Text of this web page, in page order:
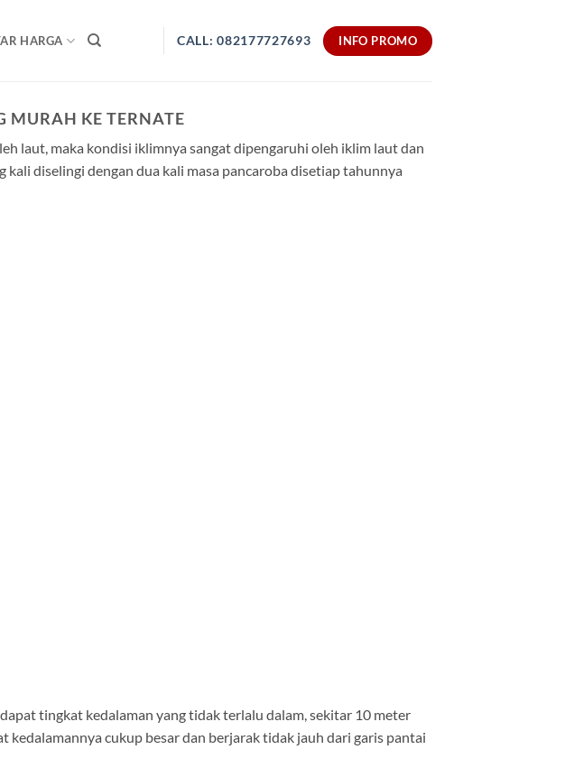
HARGA CALL: 082177727693 INFO PROMO
MURAH KE TERNATE
laut, maka kondisi iklimnya sangat dipengaruhi oleh iklim laut dan
diselingi dengan dua kali masa pancaroba disetiap tahunnya
tingkat kedalaman yang tidak terlalu dalam, sekitar 10 meter
cukup besar dan berjarak tidak jauh dari garis pantai